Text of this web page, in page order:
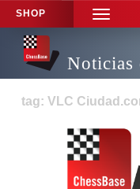
SHOP
TOGGLE
Noticias
tag: VLC